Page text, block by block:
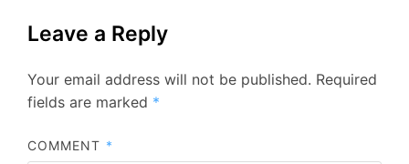
Leave a Reply
Your email address will not be published. Required
fields are marked *
COMMENT *